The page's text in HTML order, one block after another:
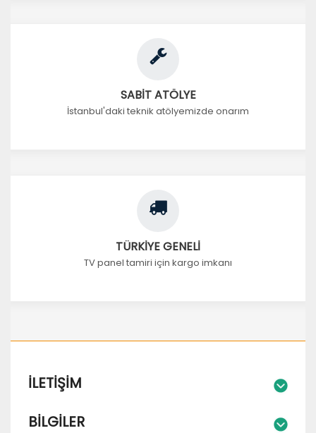
SABİT ATÖLYE
İstanbul'daki teknik atölyemizde onarım
TÜRKİYE GENELİ
TV panel tamiri için kargo imkanı
İLETIŞIM
BILGILER